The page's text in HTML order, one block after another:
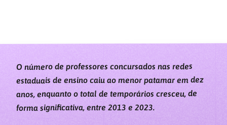
O número de professores concursados nas redes
estaduais de ensino caiu ao menor patamar em dez
anos, enquanto o total de temporários cresceu, de
forma significativa, entre 2013 e 2023.